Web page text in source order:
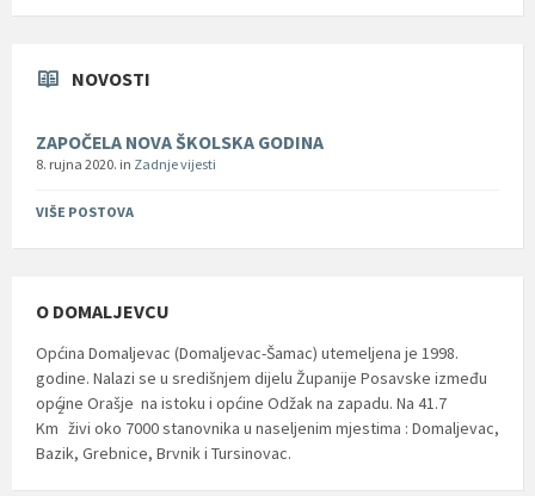
NOVOSTI
ZAPOČELA NOVA ŠKOLSKA GODINA
8. rujna 2020. in Zadnje vijesti
VIŠE POSTOVA
O DOMALJEVCU
Općina Domaljevac (Domaljevac-Šamac) utemeljena je 1998.
godine. Nalazi se u središnjem dijelu Županije Posavske između
općine Orašje na istoku i općine Odžak na zapadu. Na 41.7
Km
2
živi oko 7000 stanovnika u naseljenim mjestima : Domaljevac,
Bazik, Grebnice, Brvnik i Tursinovac.